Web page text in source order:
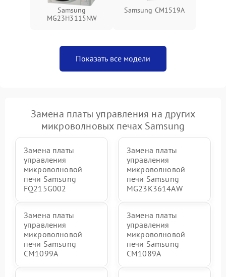
Samsung
MG23H3115NW
Samsung CM1519A
Показать все модели
Замена платы управления на других
микроволновых печах Samsung
Замена платы
управления
микроволновой
печи Samsung
FQ215G002
Замена платы
управления
микроволновой
печи Samsung
MG23K3614AW
Замена платы
управления
микроволновой
печи Samsung
CM1099A
Замена платы
управления
микроволновой
печи Samsung
CM1089A